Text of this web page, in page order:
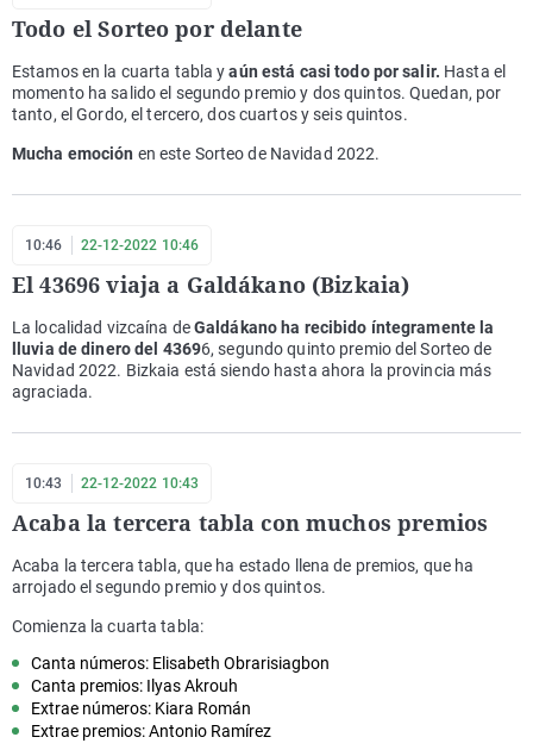
Todo el Sorteo por delante
Estamos en la cuarta tabla yaún está casi todo por salir. Hasta el
momento ha salido el segundo premio y dos quintos. Quedan, por
tanto, el Gordo, el tercero, dos cuartos y seis quintos.
Mucha emoción en este Sorteo de Navidad 2022.
10:46 22-12-2022 10:46
El 43696 viaja a Galdákano (Bizkaia)
La localidad vizcaína deGaldákano ha recibido íntegramente la
lluvia de dinero del 43696, segundo quinto premio del Sorteo de
Navidad 2022. Bizkaia está siendo hasta ahora la provincia más
agraciada.
10:43 22-12-2022 10:43
Acaba la tercera tabla con muchos premios
Acaba la tercera tabla, que ha estado llena de premios, que ha
arrojado el segundo premio y dos quintos.
Comienza la cuarta tabla:
Canta números: Elisabeth Obrarisiagbon
Canta premios: Ilyas Akrouh
Extrae números: Kiara Román
Extrae premios: Antonio Ramírez